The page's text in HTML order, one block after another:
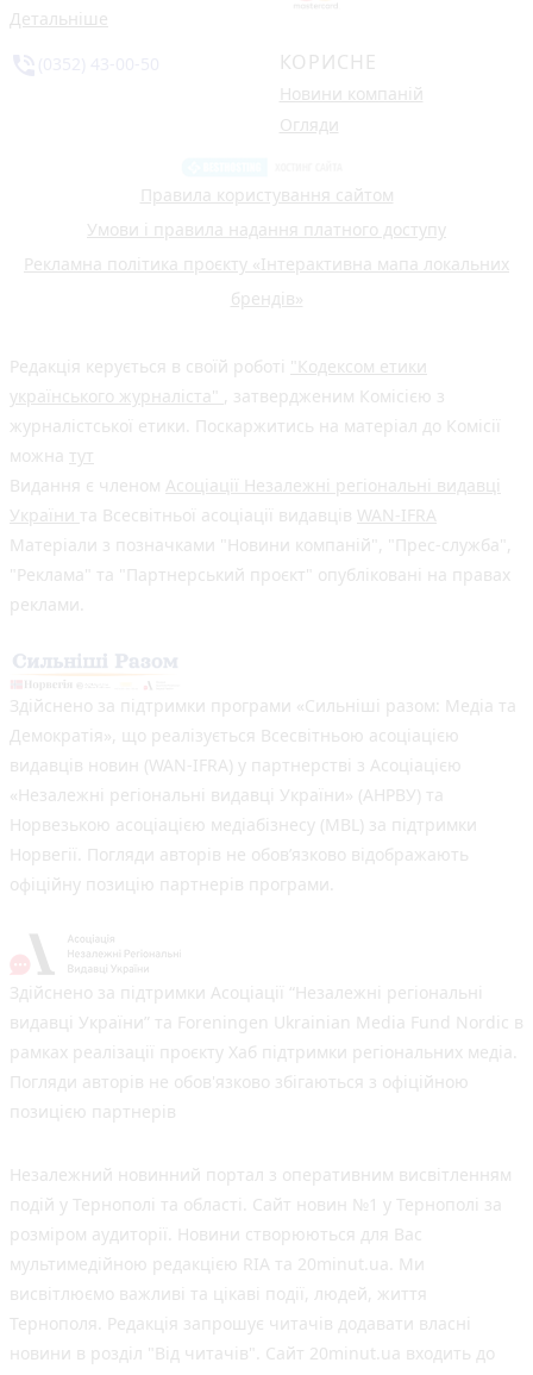
Детальніше
КОРИСНЕ
Новини компаній
Огляди
Правила користування сайтом
Умови і правила надання платного доступу
Рекламна політика проєкту «Інтерактивна мапа локальних
брендів»
Редакція керується в своїй роботі "Кодексом етики
українського журналіста" , затвердженим Комісією з
журналістської етики. Поскаржитись на матеріал до Комісії
можна тут
Видання є членом Асоціації Незалежні регіональні видавці
України та Всесвітньої асоціації видавців WAN-IFRA
Матеріали з позначками "Новини компаній", "Прес-служба",
"Реклама" та "Партнерський проєкт" опубліковані на правах
реклами.
Здійснено за підтримки програми «Сильніші разом: Медіа та
Демократія», що реалізується Всесвітньою асоціацією
видавців новин (WAN-IFRA) у партнерстві з Асоціацією
«Незалежні регіональні видавці України» (АНРВУ) та
Норвезькою асоціацією медіабізнесу (MBL) за підтримки
Норвегії. Погляди авторів не обов’язково відображають
офіційну позицію партнерів програми.
Здійснено за підтримки Асоціації “Незалежні регіональні
видавці України” та Foreningen Ukrainian Media Fund Nordic в
рамках реалізації проєкту Хаб підтримки регіональних медіа.
Погляди авторів не обов'язково збігаються з офіційною
позицією партнерів
Незалежний новинний портал з оперативним висвітленням
подій у Тернополі та області. Сайт новин №1 у Тернополі за
розміром аудиторії. Новини створюються для Вас
мультимедійною редакцією RIA та 20minut.ua. Ми
висвітлюємо важливі та цікаві події, людей, життя
Тернополя. Редакція запрошує читачів додавати власні
новини в розділ "Від читачів". Сайт 20minut.ua входить до